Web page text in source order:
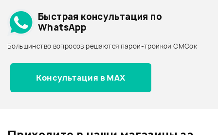
Архив товаров - дешевле
Архив товаров - дороже
Все товары STAGG
Архив товаров - новинки
Быстрая консультация по
WhatsApp
Большинство вопросов решаются парой-тройкой СМСок
Консультация в MAX